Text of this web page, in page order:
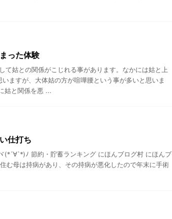
った体験
て姑との関係がこじれる事があります。なかには姑と上
ますが、大体姑の方が喧嘩腰という事が多いと思いま
姑と関係を悪 ...
仕打ち
(*´∀`*)ﾉ 節約・貯蓄ランキング にほんブログ村 にほんブ
む母は持病があり、その持病が悪化したので年末に手術